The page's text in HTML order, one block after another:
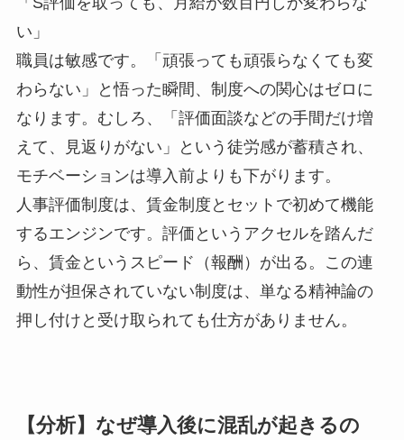
い」
職員は敏感です。「頑張っても頑張らなくても変
わらない」と悟った瞬間、制度への関心はゼロに
なります。むしろ、「評価面談などの手間だけ増
えて、見返りがない」という徒労感が蓄積され、
モチベーションは導入前よりも下がります。
人事評価制度は、賃金制度とセットで初めて機能
するエンジンです。評価というアクセルを踏んだ
ら、賃金というスピード（報酬）が出る。この連
動性が担保されていない制度は、単なる精神論の
押し付けと受け取られても仕方がありません。
【分析】なぜ導入後に混乱が起きるの